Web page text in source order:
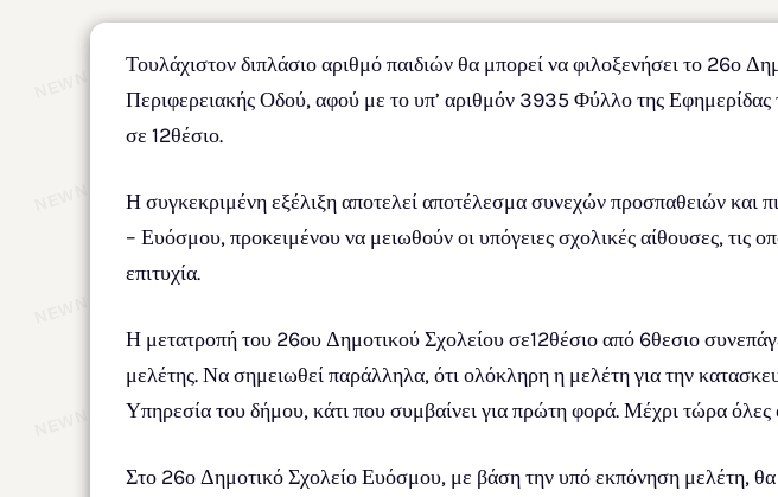
Τουλάχιστον διπλάσιο αριθμό παιδιών θα μπορεί να φιλοξενήσει το 26ο
Περιφερειακής Οδού, αφού με το υπ’ αριθμόν 3935 Φύλλο της
σε 12θέσιο.
Η συγκεκριμένη εξέλιξη αποτελεί αποτέλεσμα συνεχών προσπαθειών και
– Ευόσμου, προκειμένου να μειωθούν οι υπόγειες σχολικές αίθουσες, τις
επιτυχία.
Η μετατροπή του 26ου Δημοτικού Σχολείου σε12θέσιο από 6θεσιο
μελέτης. Να σημειωθεί παράλληλα, ότι ολόκληρη η μελέτη για την
Υπηρεσία του δήμου, κάτι που συμβαίνει για πρώτη φορά. Μέχρι τώρα όλες
Στο 26ο Δημοτικό Σχολείο Ευόσμου, με βάση την υπό εκπόνηση μελέτη,